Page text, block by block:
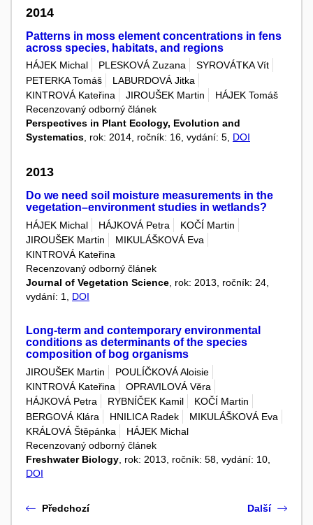
2014
Patterns in moss element concentrations in fens
across species, habitats, and regions
HÁJEK Michal PLESKOVÁ Zuzana
SYROVÁTKA Vít
PETERKA Tomáš
LABURDOVÁ Jitka
KINTROVÁ Kateřina
JIROUŠEK Martin
HÁJEK Tomáš
Recenzovaný odborný článek
Perspectives in Plant Ecology, Evolution and
Systematics , rok: 2014, ročník: 16, vydání: 5, DOI
2013
Do we need soil moisture measurements in the
vegetation–environment studies in wetlands?
HÁJEK Michal HÁJKOVÁ Petra
KOČÍ Martin
JIROUŠEK Martin
MIKULÁŠKOVÁ Eva
KINTROVÁ Kateřina
Recenzovaný odborný článek
Journal of Vegetation Science, rok: 2013, ročník: 24,
vydání: 1, DOI
Long-term and contemporary environmental
conditions as determinants of the species
composition of bog organisms
JIROUŠEK Martin
POULÍČKOVÁ Aloisie
KINTROVÁ Kateřina
OPRAVILOVÁ Věra
HÁJKOVÁ Petra
RYBNÍČEK Kamil
KOČÍ Martin
BERGOVÁ Klára
HNILICA Radek
MIKULÁŠKOVÁ Eva
KRÁLOVÁ Štěpánka
HÁJEK Michal
Recenzovaný odborný článek
Freshwater Biology , rok: 2013, ročník: 58, vydání: 10,
DOI
Předchozí Další